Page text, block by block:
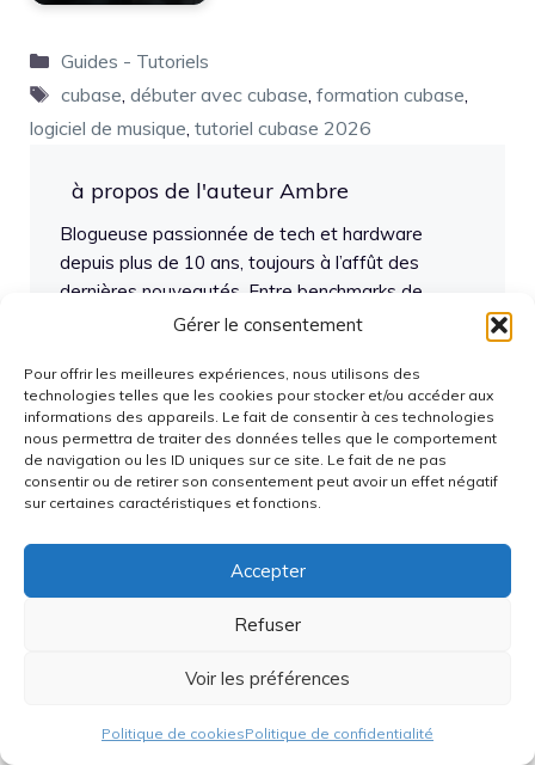
Gérer le consentement
Pour offrir les meilleures expériences, nous utilisons des
technologies telles que les cookies pour stocker et/ou accéder aux
informations des appareils. Le fait de consentir à ces technologies
nous permettra de traiter des données telles que le comportement
de navigation ou les ID uniques sur ce site. Le fait de ne pas
consentir ou de retirer son consentement peut avoir un effet négatif
sur certaines caractéristiques et fonctions.
Accepter
Refuser
Voir les préférences
Politique de cookiesPolitique de confidentialité
Catégories
Guides - Tutoriels
Étiquettes
cubase, débuter avec cubase, formation cubase,
logiciel de musique, tutoriel cubase 2026
à propos de l'auteur Ambre
Blogueuse passionnée de tech et hardware
depuis plus de 10 ans, toujours à l’affût des
dernières nouveautés. Entre benchmarks de
processeurs et tests de gadgets, je partage mon
pour aider la communauté à s’équiper malin et
rester à la pointe !
Articles du même auteur
Google Pixel 11 : Toutes les rumeurs, fuites et
performance, réparabilité et modularité au